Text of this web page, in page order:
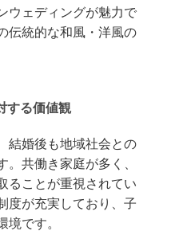
ウェディングが魅力で
伝統的な和風・洋風の
する価値観
結婚後も地域社会との
。共働き家庭が多く、
ることが重視されてい
度が充実しており、子
境です。